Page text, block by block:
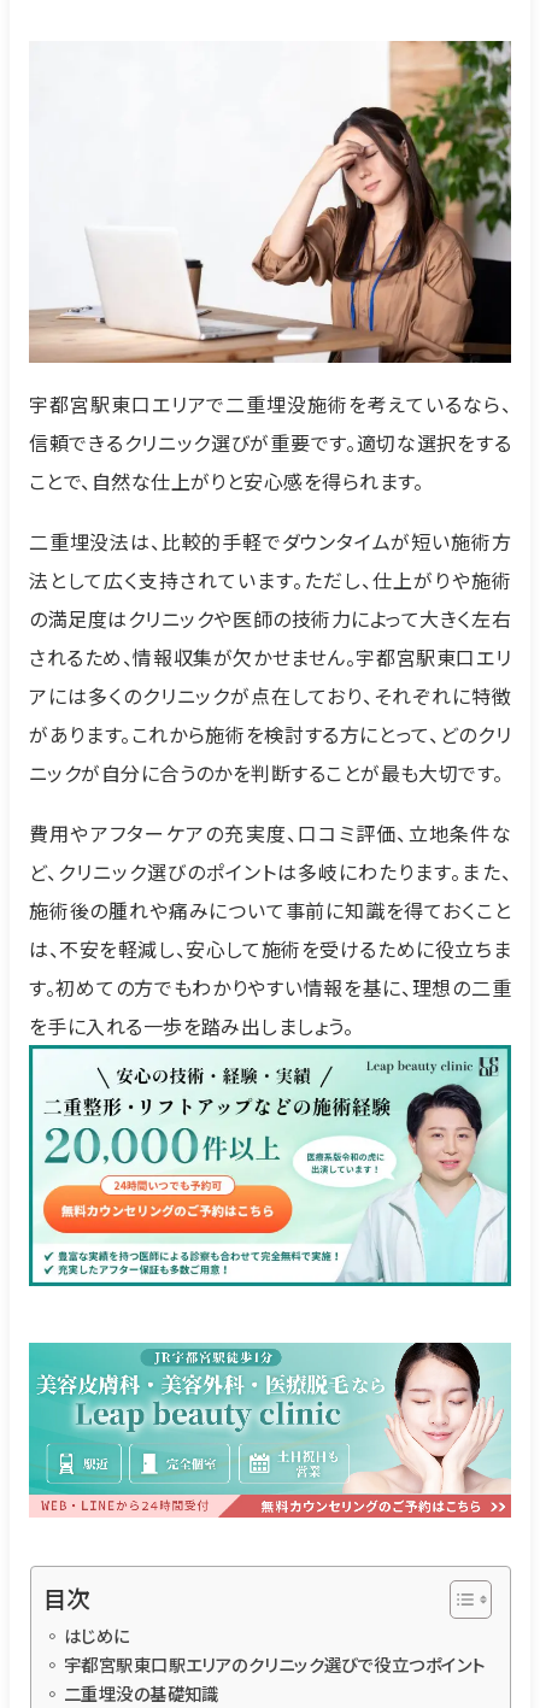
宇都宮駅東口エリアで二重埋没施術を考えているなら、
信頼できるクリニック選びが重要です。適切な選択をする
ことで、自然な仕上がりと安心感を得られます。
二重埋没法は、比較的手軽でダウンタイムが短い施術方
法として広く支持されています。ただし、仕上がりや施術
の満足度はクリニックや医師の技術力によって大きく左右
されるため、情報収集が欠かせません。宇都宮駅東口エリ
アには多くのクリニックが点在しており、それぞれに特徴
があります。これから施術を検討する方にとって、どのクリ
ニックが自分に合うのかを判断することが最も大切です。
費用やアフターケアの充実度、口コミ評価、立地条件な
ど、クリニック選びのポイントは多岐にわたります。また、
施術後の腫れや痛みについて事前に知識を得ておくこと
は、不安を軽減し、安心して施術を受けるために役立ちま
す。初めての方でもわかりやすい情報を基に、理想の二重
を手に入れる一歩を踏み出しましょう。
目次
はじめに
宇都宮駅東口駅エリアのクリニック選びで役立つポイント
二重埋没の基礎知識